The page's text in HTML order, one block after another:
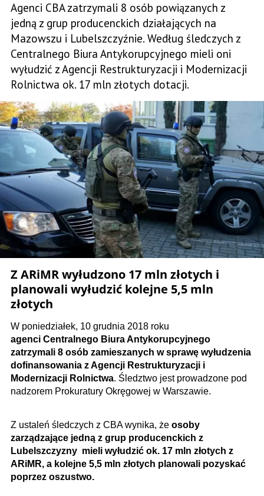
Agenci CBA zatrzymali 8 osób powiązanych z
jedną z grup producenckich działających na
Mazowszu i Lubelszczyźnie. Według śledczych z
Centralnego Biura Antykorupcyjnego mieli oni
wyłudzić z Agencji Restrukturyzacji i Modernizacji
Rolnictwa ok. 17 mln złotych dotacji.
Z ARiMR wyłudzono 17 mln złotych i
planowali wyłudzić kolejne 5,5 mln
złotych
W poniedziałek, 10 grudnia 2018 roku
agenci Centralnego Biura Antykorupcyjnego
zatrzymali 8 osób zamieszanych w sprawę wyłudzenia
dofinansowania z Agencji Restrukturyzacji i
Modernizacji Rolnictwa. Śledztwo jest prowadzone pod
nadzorem Prokuratury Okręgowej w Warszawie.
Z ustaleń śledczych z CBA wynika, że osoby
zarządzające jedną z grup producenckich z
Lubelszczyzny mieli wyłudzić ok. 17 mln złotych z
ARiMR, a kolejne 5,5 mln złotych planowali pozyskać
poprzez oszustwo.